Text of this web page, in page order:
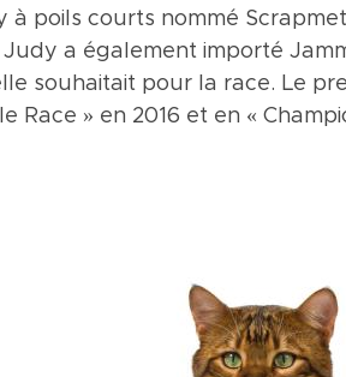
poils courts nommé
Judy a également importé
souhaitait pour la race. Le
Race » en 2016 et en «
dense et soyeuse au
sont alignées
sont préférées. Le
par le standard.